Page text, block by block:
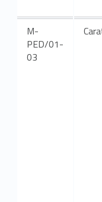
M-
PED/01-
03